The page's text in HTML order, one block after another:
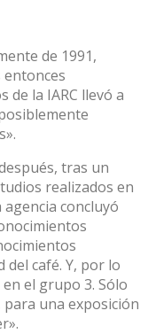
de 1991,
entonces
la IARC llevó a
».
tras un
realizados en
concluyó
del café. Y, por lo
el grupo 3. Sólo
una exposición